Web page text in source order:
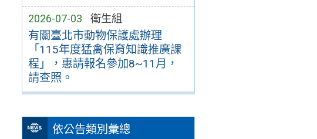
2026-07-03 衛生組
有關臺北市動物保護處辦理
「115年度猛禽保育知識推廣課
程」，惠請報名參加8~11月，
請查照。
依公告類別彙總